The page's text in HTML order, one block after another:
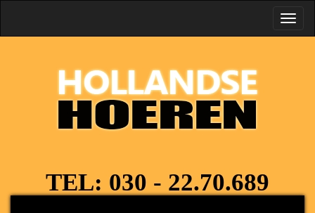
TEL: 030 - 22.70.689